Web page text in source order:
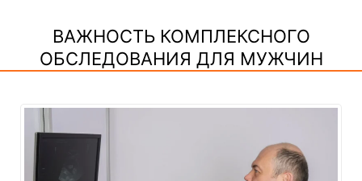
ВАЖНОСТЬ КОМПЛЕКСНОГО
ОБСЛЕДОВАНИЯ ДЛЯ МУЖЧИН